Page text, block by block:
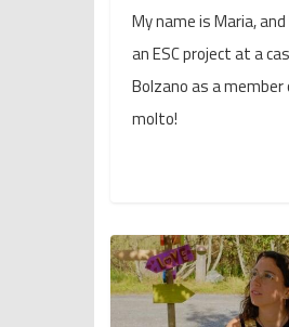
My name is Maria,
an ESC project at a
Bolzano as a
molto!